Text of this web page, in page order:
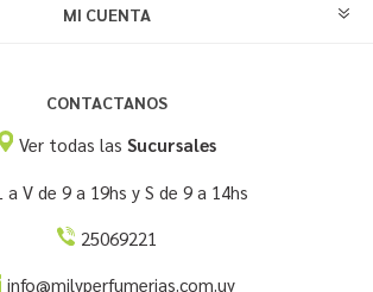
MI CUENTA
CONTACTANOS
Ver todas lasSucursales
a V de 9 a 19hs y S de 9 a 14hs
25069221
info@milyperfumerias.com.uy